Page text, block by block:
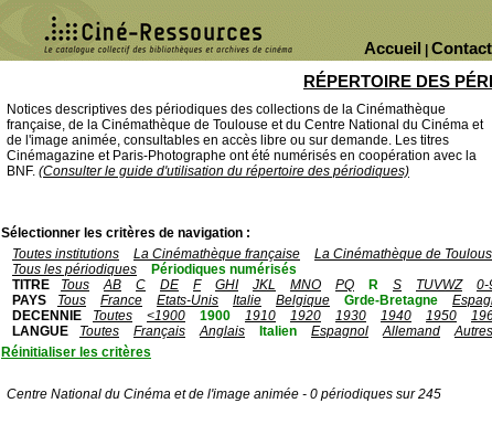
Contact
Accueil
RÉPERTOIRE DES
Notices descriptives des périodiques des collections de la Cinémathèque
française, de la Cinémathèque de Toulouse et du Centre National du Cinéma et
de l'image animée, consultables en accès libre ou sur demande. Les titres
Cinémagazine et Paris-Photographe ont été numérisés en coopération avec la
BNF. (Consulter le guide d'utilisation du répertoire des périodiques)
Sélectionner les critères de navigation :
Toutes institutions
La Cinémathèque française La Cinémathèque de
Tous les périodiques
Périodiques numérisés
TITRE
Tous AB C DE F GHI JKL MNO PQ R S TUVWZ
0-
PAYS
Tous France Etats-Unis Italie Belgique Grde-Bretagne
DECENNIE
Toutes <1900 1900 1910 1920 1930 1940 1950
LANGUE
Toutes Français Anglais Italien Espagnol Allemand
Autres
Réinitialiser les critères
Centre National du Cinéma et de l'image animée - 0 périodiques sur 245